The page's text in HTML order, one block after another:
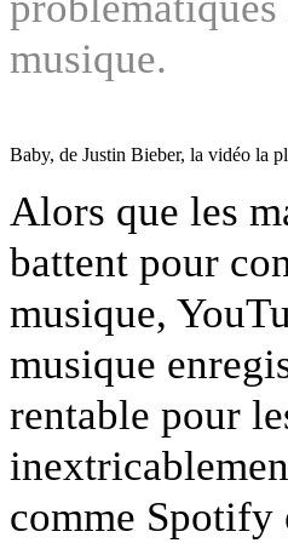
musique.
Baby, de Justin Bieber, la vidéo la
Alors que les
battent pour
musique,
musique
rentable pour
comme Spotify